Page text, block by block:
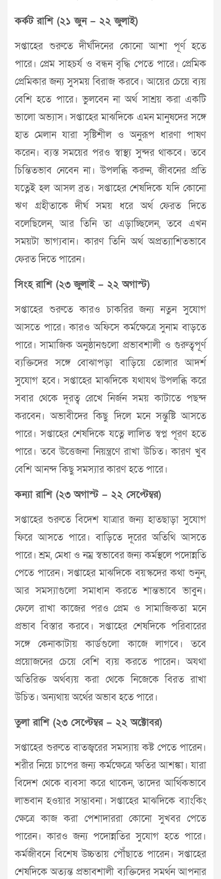
কর্কট রাশি (২১ জুন – ২২ জুলাই)
সপ্তাহের শুরুতে দীর্ঘদিনের কোনো আশা পূর্ণ হতে
পারে। প্রেম সাহচর্য ও বন্ধন বৃদ্ধি পেতে পারে। প্রেমিক
প্রেমিকার জন্য সুসময় বিরাজ করবে। আয়ের চেয়ে ব্যয়
বেশি হতে পারে। ভুলবেন না অর্থ সাশ্রয় করা একটি
ভালো অভ্যাস। সপ্তাহের মাঝদিকে এমন মানুষদের সঙ্গে
হাত মেলান যারা সৃষ্টিশীল ও অনুরূপ ধারণা পাষণ
করেন। ব্যস্ত সময়ের পরও স্বাস্থ্য সুন্দর থাকবে। তবে
চিন্তিতভাব নেবেন না। উপলব্ধি করুন, জীবনের প্রতি
যত্নেই হল আসল ব্রত। সপ্তাহের শেষদিকে যদি কোনো
ঋণ গ্রহীতাকে দীর্ঘ সময় ধরে অর্থ ফেরত দিতে
বলেছিলেন, আর তিনি তা এড়াচ্ছিলেন, তবে এখন
সময়টা ভাগ্যবান। কারণ তিনি অর্থ অপ্রত্যাশিতভাবে
ফেরত দিতে পারেন।
সিংহ রাশি (২৩ জুলাই – ২২ অগাস্ট)
সপ্তাহের শুরুতে কারও চাকরির জন্য নতুন সুযোগ
আসতে পারে। কারও অফিসে কর্মক্ষেত্রে সুনাম বাড়তে
পারে। সামাজিক অনুষ্ঠানগুলো প্রভাবশালী ও গুরুত্বপূর্ণ
ব্যক্তিদের সঙ্গে বোঝাপড়া বাড়িয়ে তোলার আদর্শ
সুযোগ হবে। সপ্তাহের মাঝদিকে যথাযথ উপলব্ধি করে
সবার থেকে দূরত্ব রেখে নির্জন সময় কাটাতে পছন্দ
করবেন। অভাবীদের কিছু দিলে মনে সন্তুষ্টি আসতে
পারে। সপ্তাহের শেষদিকে যত্নে লালিত স্বপ্ন পূরণ হতে
পারে। তবে উত্তেজনা নিয়ন্ত্রণে রাখা উচিত। কারণ খুব
বেশি আনন্দ কিছু সমস্যার কারণ হতে পারে।
কন্যা রাশি (২৩ অগাস্ট – ২২ সেপ্টেম্বর)
সপ্তাহের শুরুতে বিদেশ যাত্রার জন্য হাতছাড়া সুযোগ
ফিরে আসতে পারে। বাড়িতে দূরের অতিথি আসতে
পারে। শ্রম, মেধা ও নম্র স্বভাবের জন্য কর্মস্থলে পদোন্নতি
পেতে পারেন। সপ্তাহের মাঝদিকে বয়স্কদের কথা শুনুন,
আর সমস্যাগুলো সমাধান করতে শান্তভাবে ভাবুন।
ফেলে রাখা কাজের পরও প্রেম ও সামাজিকতা মনে
প্রভাব বিস্তার করবে। সপ্তাহের শেষদিকে পরিবারের
সঙ্গে কেনাকাটায় কার্ডগুলো কাজে লাগবে। তবে
প্রয়োজনের চেয়ে বেশি ব্যয় করতে পারেন। অযথা
অতিরিক্ত অর্থব্যয় করা থেকে নিজেকে বিরত রাখা
উচিত। অন্যথায় অর্থের অভাব হতে পারে।
তুলা রাশি (২৩ সেপ্টেম্বর – ২২ অক্টোবর)
সপ্তাহের শুরুতে বাতজ্বরের সমস্যায় কষ্ট পেতে পারেন।
শরীর নিয়ে চাপের জন্য কর্মক্ষেত্রে ক্ষতির আশঙ্কা। যারা
বিদেশ থেকে ব্যবসা করে থাকেন, তাদের আর্থিকভাবে
লাভবান হওয়ার সম্ভাবনা। সপ্তাহের মাঝদিকে ব্যাংকিং
ক্ষেত্রে কাজ করা পেশাদাররা কোনো সুখবর পেতে
পারেন। কারও জন্য পদোন্নতির সুযোগ হতে পারে।
কর্মজীবনে বিশেষ উচ্চতায় পৌঁছাতে পারেন। সপ্তাহের
শেষদিকে অত্যন্ত প্রভাবশালী ব্যক্তিদের সমর্থন আপনার